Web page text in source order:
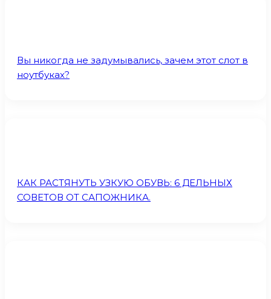
Вы никогда не задумывались, зачем этот слот в
ноутбуках?
КАК РАСТЯНУТЬ УЗКУЮ ОБУВЬ: 6 ДЕЛЬНЫХ
СОВЕТОВ ОТ САПОЖНИКА.